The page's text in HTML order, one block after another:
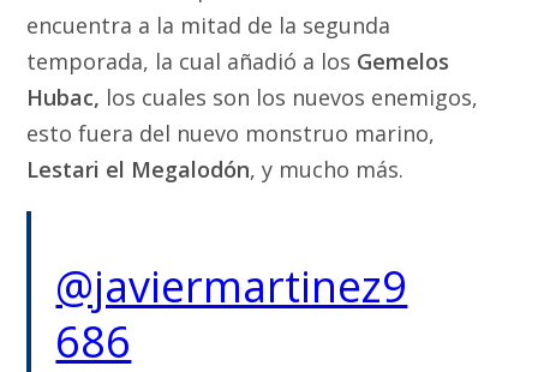
encuentra a la mitad de la segunda
temporada, la cual añadió a los Gemelos
Hubac, los cuales son los nuevos enemigos,
esto fuera del nuevo monstruo marino,
Lestari el Megalodón, y mucho más.
@javiermartinez9
686